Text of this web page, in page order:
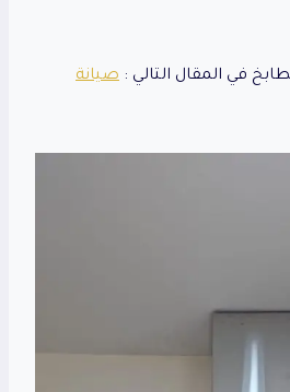
في المقال التالي : صيانة